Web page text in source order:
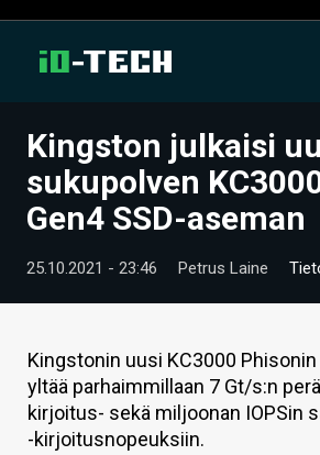
UUTISET
ARTIKKELIT
VIDEOT
TECHBBS
TIETOA
HINTA.FI
KAUPPA
Kingston julkaisi
sukupolven
Gen4 SSD-aseman
25.10.2021 - 23:46 Petrus Laine
Kingstonin uusi KC3000
yltää parhaimmillaan 7 Gt/s:n
kirjoitus- sekä miljoonan IOPSin
-kirjoitusnopeuksiin.